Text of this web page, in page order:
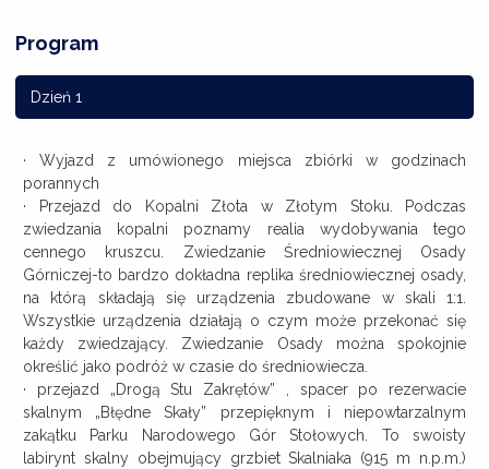
Program
Dzień 1
· Wyjazd z umówionego miejsca zbiórki w godzinach
porannych
· Przejazd do Kopalni Złota w Złotym Stoku. Podczas
zwiedzania kopalni poznamy realia wydobywania tego
cennego kruszcu. Zwiedzanie Średniowiecznej Osady
Górniczej-to bardzo dokładna replika średniowiecznej osady,
na którą składają się urządzenia zbudowane w skali 1:1.
Wszystkie urządzenia działają o czym może przekonać się
każdy zwiedzający. Zwiedzanie Osady można spokojnie
określić jako podróż w czasie do średniowiecza.
· przejazd „Drogą Stu Zakrętów” , spacer po rezerwacie
skalnym „Błędne Skały” przepięknym i niepowtarzalnym
zakątku Parku Narodowego Gór Stołowych. To swoisty
labirynt skalny obejmujący grzbiet Skalniaka (915 m n.p.m.)